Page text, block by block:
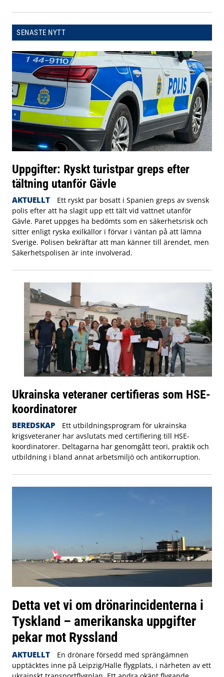
SENASTE NYTT
Uppgifter: Ryskt turistpar greps efter
tältning utanför Gävle
AKTUELLT
Ett ryskt par bosatt i Spanien greps av svensk
polis efter att ha slagit upp ett tält vid vattnet utanför
Gävle. Paret uppges ha bedömts som en säkerhetsrisk och
sitter enligt ryska exilkällor i förvar i väntan på att lämna
Sverige. Polisen bekräftar att man känner till ärendet, men
Säkerhetspolisen är inte involverad.
Ukrainska veteraner certifieras som HSE-
koordinatorer
BEREDSKAP
Ett utbildningsprogram för ukrainska
krigsveteraner har avslutats med certifiering till HSE-
koordinatorer. Deltagarna har genomgått teori, praktik och
utbildning i bland annat arbetsmiljö och antikorruption.
Detta vet vi om drönarincidenterna i
Tyskland – amerikanska uppgifter
pekar mot Ryssland
AKTUELLT
En drönare försedd med sprängämnen
upptäcktes inne på Leipzig/Halle flygplats, i närheten av ett